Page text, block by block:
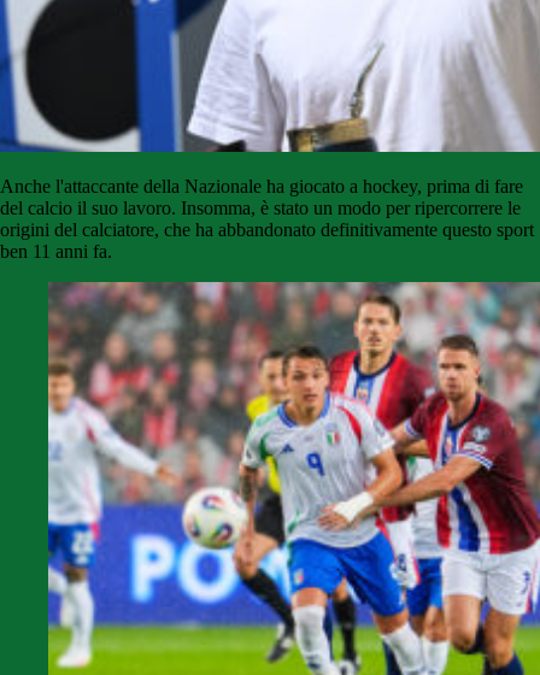
Anche l'attaccante della Nazionale ha giocato a hockey, prima di fare
del calcio il suo lavoro. Insomma, è stato un modo per ripercorrere le
origini del calciatore, che ha abbandonato definitivamente questo sport
ben 11 anni fa.